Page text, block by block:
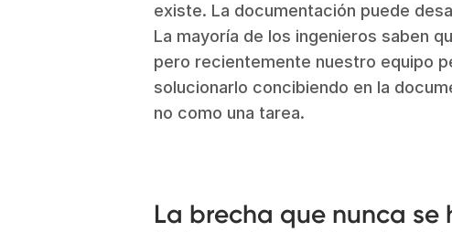
existe. La documentación puede
La mayoría de los ingenieros saben
pero recientemente nuestro equipo
solucionarlo concibiendo en la
no como una tarea.
La brecha que nunca se